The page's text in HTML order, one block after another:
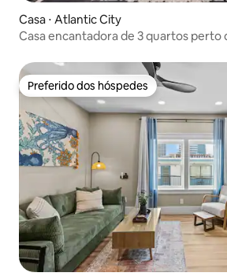
Casa ⋅ Atlantic City
Casa encantadora de 3 quartos perto
Preferido dos hóspedes
Preferido dos hóspedes